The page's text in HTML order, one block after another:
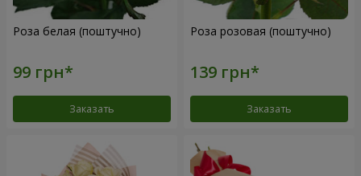
Роза белая (поштучно)
Заказать
Роза розовая (поштучно)
Заказать